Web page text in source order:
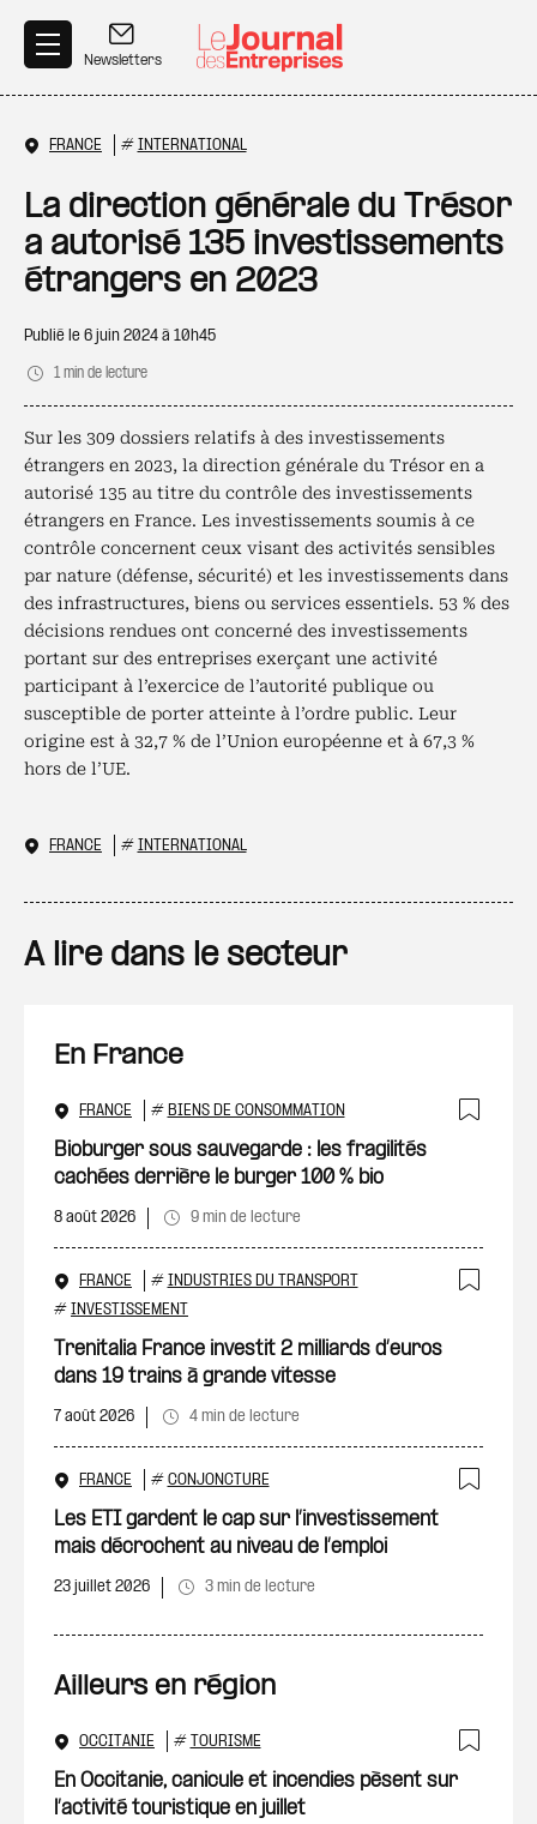
Newsletters
FRANCE # INTERNATIONAL
La direction générale du Trésor
a autorisé 135 investissements
étrangers en 2023
Publié le 6 juin 2024 à 10h45
1 min de lecture
Sur les 309 dossiers relatifs à des investissements
étrangers en 2023, la direction générale du Trésor en a
autorisé 135 au titre du contrôle des investissements
étrangers en France. Les investissements soumis à ce
contrôle concernent ceux visant des activités sensibles
par nature (défense, sécurité) et les investissements dans
des infrastructures, biens ou services essentiels. 53 % des
décisions rendues ont concerné des investissements
portant sur des entreprises exerçant une activité
participant à l’exercice de l’autorité publique ou
susceptible de porter atteinte à l’ordre public. Leur
origine est à 32,7 % de l’Union européenne et à 67,3 %
hors de l’UE.
FRANCE # INTERNATIONAL
A lire dans le secteur
En France
FRANCE # BIENS DE CONSOMMATION
Bioburger sous sauvegarde : les fragilités
cachées derrière le burger 100 % bio
8 août 2026 9 min de lecture
FRANCE # INDUSTRIES DU TRANSPORT
# INVESTISSEMENT
Trenitalia France investit 2 milliards d’euros
dans 19 trains à grande vitesse
7 août 2026 4 min de lecture
FRANCE # CONJONCTURE
Les ETI gardent le cap sur l’investissement
mais décrochent au niveau de l’emploi
23 juillet 2026 3 min de lecture
Ailleurs en région
OCCITANIE # TOURISME
En Occitanie, canicule et incendies pèsent sur
l’activité touristique en juillet